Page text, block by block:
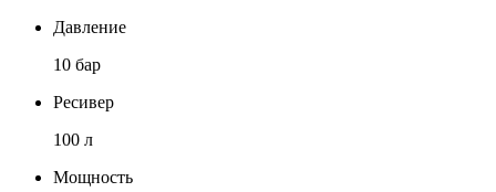
Давление
10 бар
Ресивер
100 л
Мощность